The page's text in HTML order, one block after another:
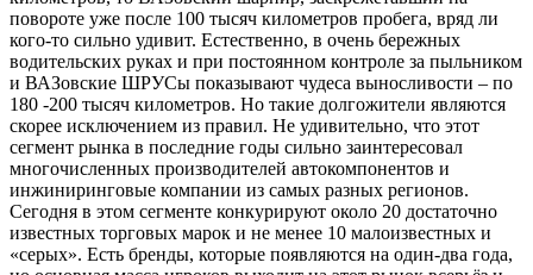
повороте уже после 100 тысяч километров пробега, вряд ли
кого-то сильно удивит. Естественно, в очень бережных
водительских руках и при постоянном контроле за пыльником
и ВАЗовские ШРУСы показывают чудеса выносливости – по
180 -200 тысяч километров. Но такие долгожители являются
скорее исключением из правил. Не удивительно, что этот
сегмент рынка в последние годы сильно заинтересовал
многочисленных производителей автокомпонентов и
инжиниринговые компании из самых разных регионов.
Сегодня в этом сегменте конкурируют около 20 достаточно
известных торговых марок и не менее 10 малоизвестных и
«серых». Есть бренды, которые появляются на один-два года,